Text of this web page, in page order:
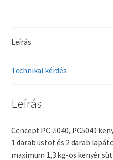
Leírás
Technikai kérdés
Leírás
Concept PC-5040, PC5040
1 darab üstöt és 2 darab
maximum 1,3 kg-os kenyér